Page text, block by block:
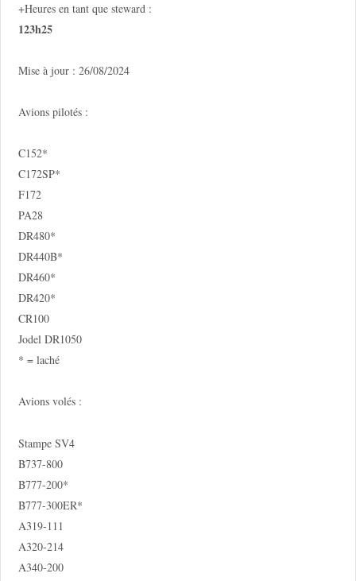
+Heures en tant que steward :
123h25
Mise à jour : 26/08/2024
Avions pilotés :
C152*
C172SP*
F172
PA28
DR480*
DR440B*
DR460*
DR420*
CR100
Jodel DR1050
* = laché
Avions volés :
Stampe SV4
B737-800
B777-200*
B777-300ER*
A319-111
A320-214
A340-200